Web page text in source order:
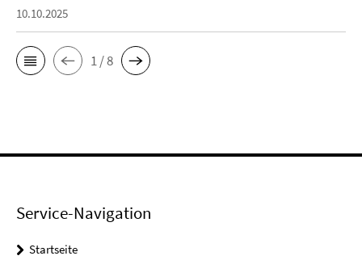
10.10.2025
1 / 8
Service-Navigation
Startseite